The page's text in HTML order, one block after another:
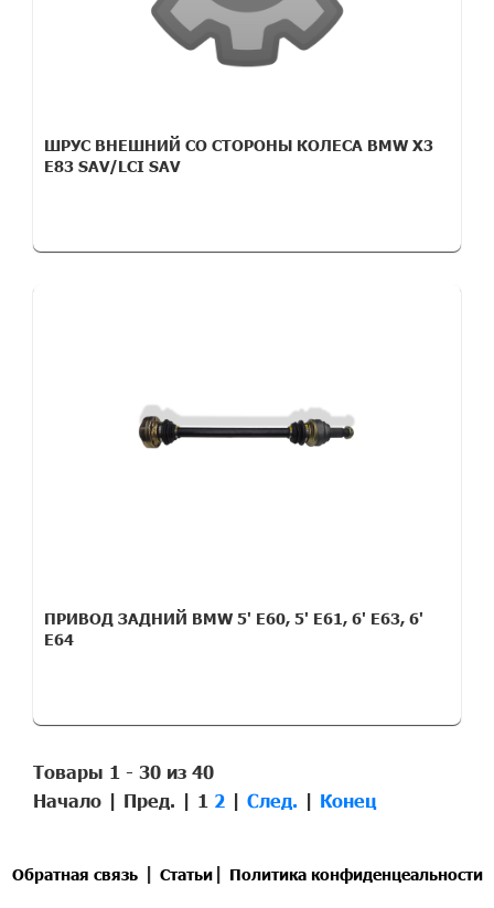
ШРУС ВНЕШНИЙ СО СТОРОНЫ КОЛЕСА BMW X3
E83 SAV/LCI SAV
ПРИВОД ЗАДНИЙ BMW 5' E60, 5' E61, 6' E63, 6'
E64
Товары 1 - 30 из 40
Начало | Пред. | 1 2 | След. | Конец
Обратная связь| Статьи| Политика конфиденцеальности